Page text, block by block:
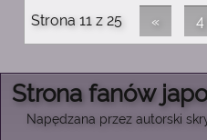
Strona 11 z 25 « 4
Strona fanów
Napędzana przez autorski